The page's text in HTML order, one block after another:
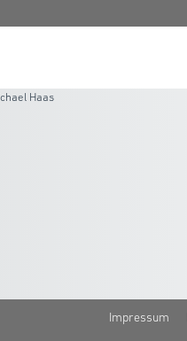
Haas
Impressum